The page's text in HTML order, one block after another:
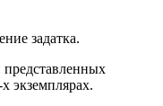
задатка.
экземплярах.